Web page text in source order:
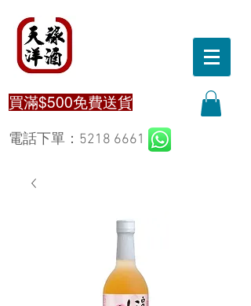
買滿$500免費送貨
電話下單：5218 6661